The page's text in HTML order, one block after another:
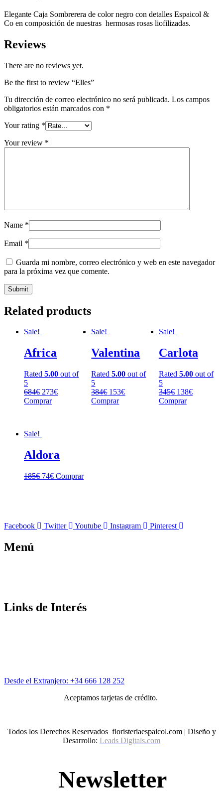
Elegante Caja Sombrerera de color negro con detalles Espaicol &
Co en composición de nuestras hermosas rosas liofilizadas.
Reviews
There are no reviews yet.
Be the first to review “Elles”
Tu dirección de correo electrónico no será publicada. Los campos
obligatorios están marcados con *
Your rating *
Your review *
Name *
Email *
Guarda mi nombre, correo electrónico y web en este navegador
para la próxima vez que comente.
Related products
Sale!
Africa
Rated 5.00 out of
5
684€ 273€
Comprar
Sale!
Valentina
Rated5.00 out of
5
384€ 153€
Comprar
Sale!
Carlota
Rated 5.00out of
5
345€ 138€
Comprar
Sale!
Aldora
185€ 74€ Comprar
Facebook Twitter Youtube Instagram Pinterest
Menú
Links de Interés
Desde el Extranjero: +34 666 128 252
Aceptamos tarjetas de crédito.
Todos los Derechos Reservados floristeriaespaicol.com | Diseño y
Desarrollo: Leads Digitals.com
Newsletter